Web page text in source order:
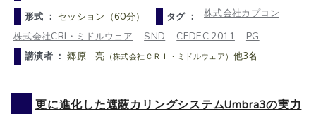
形式 ： セッション（60分） タグ ：
株式会社カプコン
株式会社CRI・ミドルウェア
SND CEDEC 2011
PG
講演者 ：郷原 亮 （株式会社ＣＲＩ・ミドルウェア） 他3名
更に進化した遮蔽カリングシステムUmbra3の実力